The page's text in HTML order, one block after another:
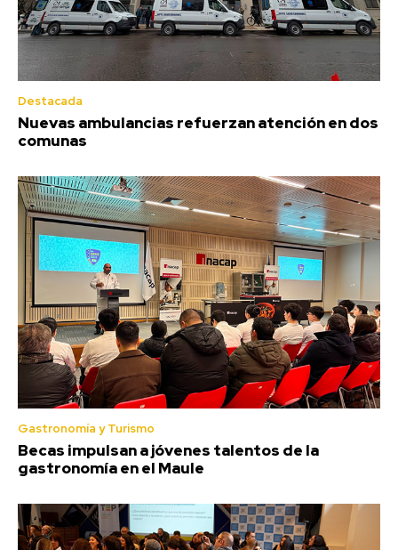
Destacada
Nuevas ambulancias refuerzan atención en dos
comunas
Gastronomía y Turismo
Becas impulsan a jóvenes talentos de la
gastronomía en el Maule